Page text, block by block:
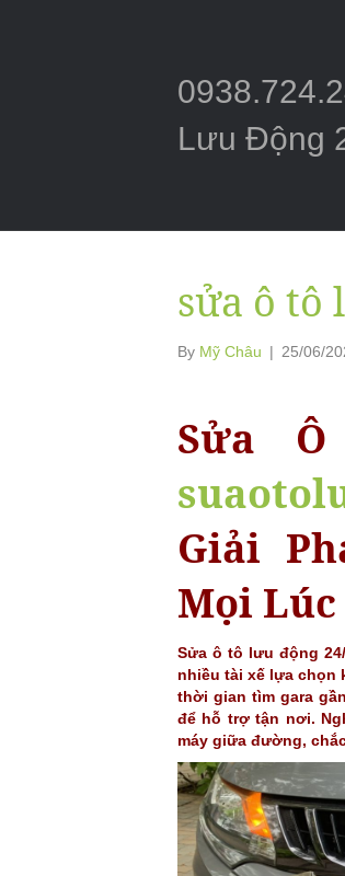
Lưu Động
sửa ô tô
By Mỹ Châu | 25/06/
Sửa
Giải
Mọi
Sửa ô tô lưu động
nhiều tài xế lựa chọn
thời gian tìm gara
để hỗ trợ tận nơi.
máy giữa đường,